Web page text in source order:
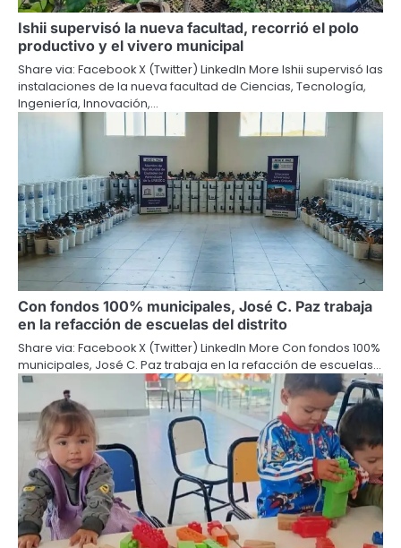
Ishii supervisó la nueva facultad, recorrió el polo
productivo y el vivero municipal
Share via: Facebook X (Twitter) LinkedIn More Ishii supervisó las
instalaciones de la nueva facultad de Ciencias, Tecnología,
Ingeniería, Innovación,…
Con fondos 100% municipales, José C. Paz trabaja
en la refacción de escuelas del distrito
Share via: Facebook X (Twitter) LinkedIn More Con fondos 100%
municipales, José C. Paz trabaja en la refacción de escuelas…